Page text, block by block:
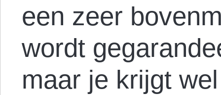
een zeer
wordt
maar je krijgt